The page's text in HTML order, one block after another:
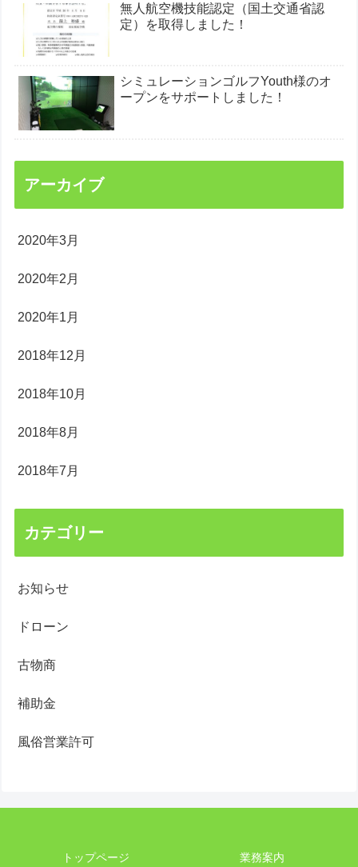
無人航空機技能認定（国土交通省認
定）を取得しました！
シミュレーションゴルフYouth様のオ
ープンをサポートしました！
アーカイブ
2020年3月
2020年2月
2020年1月
2018年12月
2018年10月
2018年8月
2018年7月
カテゴリー
お知らせ
ドローン
古物商
補助金
風俗営業許可
トップページ 業務案内